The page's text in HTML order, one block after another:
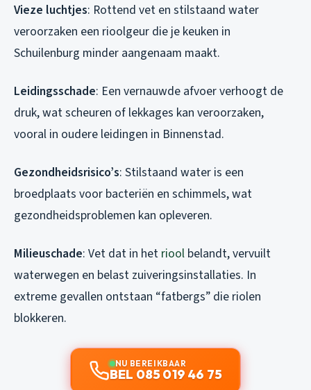
Vieze luchtjes: Rottend vet en stilstaand water
veroorzaken een rioolgeur die je keuken in
Schuilenburg minder aangenaam maakt.
Leidingsschade: Een vernauwde afvoer verhoogt de
druk, wat scheuren of lekkages kan veroorzaken,
vooral in oudere leidingen in Binnenstad.
Gezondheidsrisico’s: Stilstaand water is een
broedplaats voor bacteriën en schimmels, wat
gezondheidsproblemen kan opleveren.
Milieuschade: Vet dat in het riool belandt, vervuilt
waterwegen en belast zuiveringsinstallaties. In
extreme gevallen ontstaan “fatbergs” die riolen
blokkeren.
NU BEREIKBAAR
BEL 085 019 46 75